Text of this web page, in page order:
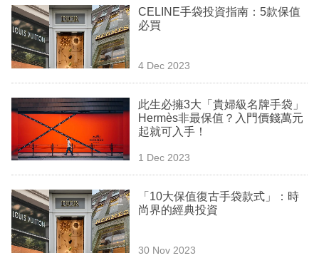
樓
市
理
商
科
技
職
場
生
CELINE手袋投資指南：5款保值
必買
4 Dec 2023
此生必擁3大「貴婦級名牌手袋」
Hermès非最保值？入門價錢萬元
起就可入手！
1 Dec 2023
「10大保值復古手袋款式」：時
尚界的經典投資
30 Nov 2023